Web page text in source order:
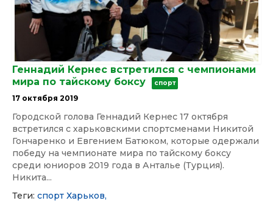
Геннадий Кернес встретился с чемпионами
мира по тайскому боксу
спорт
17 октября 2019
Городской голова Геннадий Кернес 17 октября
встретился с харьковскими спортсменами Никитой
Гончаренко и Евгением Батюком, которые одержали
победу на чемпионате мира по тайскому боксу
среди юниоров 2019 года в Анталье (Турция).
Никита...
Теги: спорт Харьков,